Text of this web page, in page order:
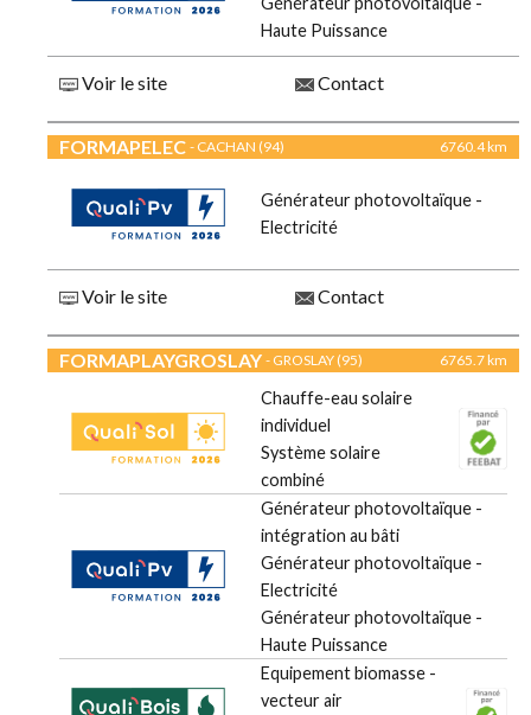
Haute Puissance
Voir le site Contact
FORMAPELEC - CACHAN (94) 6760.4 km
Générateur photovoltaïque -
Electricité
Voir le site Contact
FORMAPLAYGROSLAY - GROSLAY (95) 6765.7 km
Chauffe-eau solaire
individuel
Système solaire
combiné
Générateur photovoltaïque -
intégration au bâti
Générateur photovoltaïque -
Electricité
Générateur photovoltaïque -
Haute Puissance
Equipement biomasse -
vecteur air